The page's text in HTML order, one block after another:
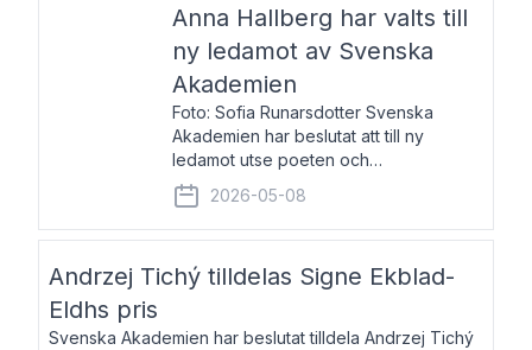
Anna Hallberg har valts till
ny ledamot av Svenska
Akademien
Foto: Sofia Runarsdotter Svenska
Akademien har beslutat att till ny
ledamot utse poeten och
litteraturkritikern Anna Hallberg. Hon
efterträder poeten Tua Forsström på
stol 18 och kommer att ta sitt inträde vid
2026-05-08
Andrzej Tichý tilldelas Signe Ekblad-
Eldhs pris
Svenska Akademien har beslutat tilldela Andrzej Tichý